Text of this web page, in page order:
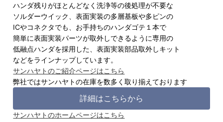
ハンダ残りがほとんどなく洗浄等の後処理が不要な
ソルダーウイック、表面実装の多層基板や多ピンの
ICやコネクタでも、お手持ちのハンダゴテ１本で
簡単に表面実装パーツが取外しできるように専用の
低融点ハンダを採用した、表面実装部品取外しキット
などをラインナップしています。
サンハヤトのご紹介ページはこちら
弊社ではサンハヤトの在庫を数多く取り揃えております
詳細はこちらから
サンハヤトのホームページはこちら